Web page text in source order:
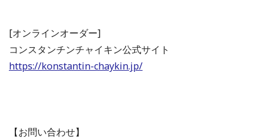
[オンラインオーダー]
コンスタンチンチャイキン公式サイト
https://konstantin-chaykin.jp/
【お問い合わせ】